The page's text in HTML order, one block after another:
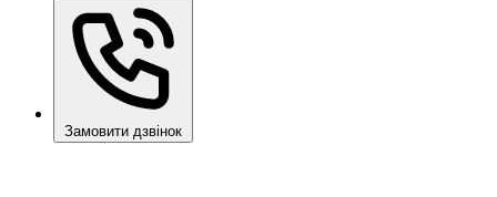
Замовити дзвінок